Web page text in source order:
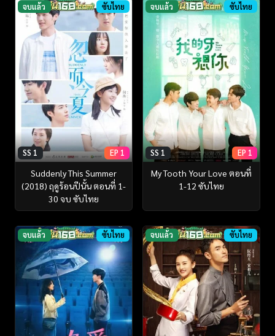
จบแล้ว ซับไทย
SS 1 EP 1
Suddenly This Summer
(2018) ฤดูร้อนปีนั้น ตอนที่ 1-
30 จบ ซับไทย
จบแล้ว ซับไทย
SS 1 EP 1
My Tooth Your Love ตอนที่
1-12 ซับไทย
จบแล้ว ซับไทย จบแล้ว ซับไทย